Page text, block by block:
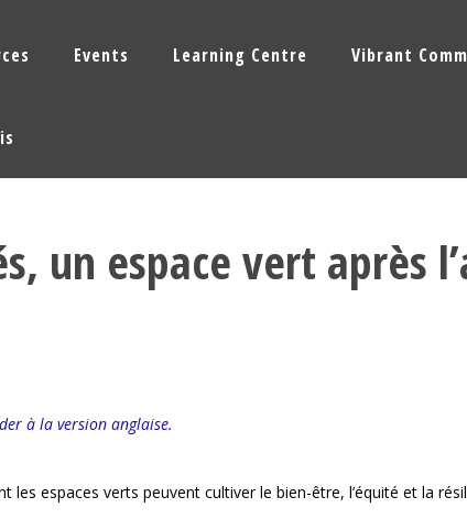
Events Learning Centre Vibrant
un espace vert après
à la version anglaise.
espaces verts peuvent cultiver le bien-être, l’équité et la